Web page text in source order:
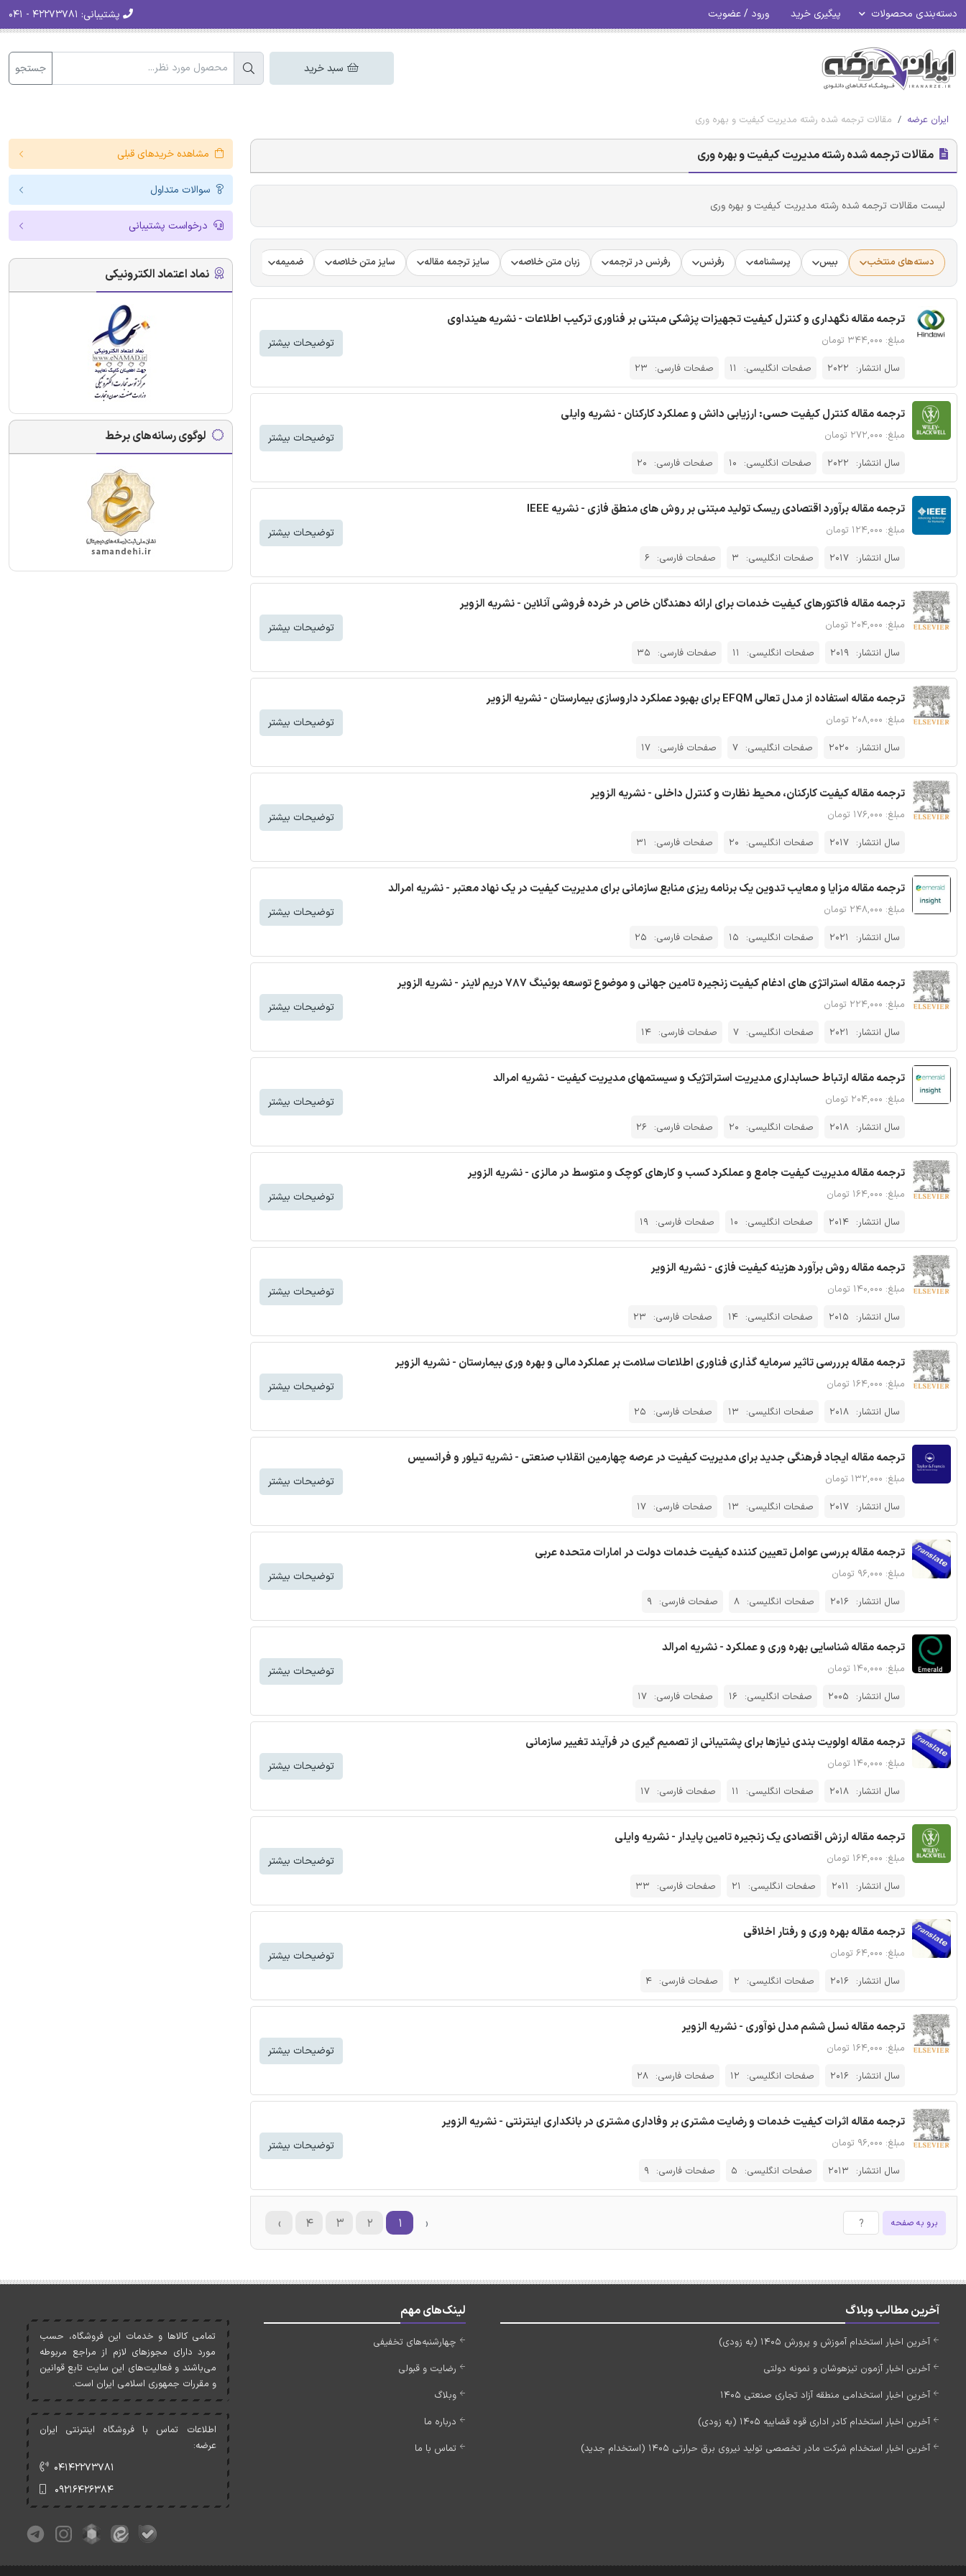
دسته‌بندی محصولات پیگیری خرید ورود / عضویت پشتیبانی:
سبد خرید جستجو
ایران عرضه مقالات ترجمه شده رشته مدیریت کیفیت و بهره وری
مقالات ترجمه شده رشته مدیریت کیفیت و بهره وری
لیست مقالات ترجمه شده رشته مدیریت کیفیت و بهره وری
دسته‌های منتخب بیس پرسشنامه رفرنس رفرنس در ترجمه زبان متن خلاصه سایز ترجمه مقاله سایز متن خلاصه ضمیمه فرضیه فرمت ترجمه مقاله فرمت مقاله انگلیسی
ترجمه مقاله نگهداری و کنترل کیفیت تجهیزات پزشکی مبتنی بر فناوری ترکیب اطلاعات - نشریه هینداوی
مبلغ: ۳۴۴,۰۰۰ تومان
سال انتشار: 2022 صفحات انگلیسی: 11 صفحات فارسی: 23
توضیحات بیشتر
ترجمه مقاله کنترل کیفیت حسی: ارزیابی دانش و عملکرد کارکنان - نشریه وایلی
مبلغ: ۲۷۲,۰۰۰ تومان
سال انتشار: 2022 صفحات انگلیسی: 10 صفحات فارسی: 20
توضیحات بیشتر
ترجمه مقاله برآورد اقتصادی ریسک تولید مبتنی بر روش های منطق فازی - نشریه IEEE
مبلغ: ۱۲۴,۰۰۰ تومان
سال انتشار: 2017 صفحات انگلیسی: 3 صفحات فارسی: 6
توضیحات بیشتر
ترجمه مقاله فاکتورهای کیفیت خدمات برای ارائه دهندگان خاص در خرده فروشی آنلاین - نشریه الزویر
مبلغ: ۲۰۴,۰۰۰ تومان
سال انتشار: 2019 صفحات انگلیسی: 11 صفحات فارسی: 35
توضیحات بیشتر
ترجمه مقاله استفاده از مدل تعالی EFQM برای بهبود عملکرد داروسازی بیمارستان - نشریه الزویر
مبلغ: ۲۰۸,۰۰۰ تومان
سال انتشار: 2020 صفحات انگلیسی: 7 صفحات فارسی: 17
توضیحات بیشتر
ترجمه مقاله کیفیت کارکنان، محیط نظارت و کنترل داخلی - نشریه الزویر
مبلغ: ۱۷۶,۰۰۰ تومان
سال انتشار: 2017 صفحات انگلیسی: 20 صفحات فارسی: 31
توضیحات بیشتر
ترجمه مقاله مزایا و معایب تدوین یک برنامه ریزی منابع سازمانی برای مدیریت کیفیت در یک نهاد معتبر - نشریه امرالد
مبلغ: ۲۴۸,۰۰۰ تومان
سال انتشار:
2021 صفحات انگلیسی: 15 صفحات فارسی: 25
توضیحات بیشتر
ترجمه مقاله استراتژی های ادغام کیفیت زنجیره تامین جهانی و موضوع توسعه بوئینگ ۷۸۷ دریم لاینر - نشریه الزویر
مبلغ: ۲۲۴,۰۰۰ تومان
سال انتشار:
2021 صفحات انگلیسی: 7 صفحات فارسی: 14
توضیحات بیشتر
ترجمه مقاله ارتباط حسابداری مدیریت استراتژیک و سیستمهای مدیریت کیفیت - نشریه امرالد
مبلغ: ۲۰۴,۰۰۰ تومان
سال انتشار: 2018 صفحات انگلیسی: 20 صفحات فارسی: 26
توضیحات بیشتر
ترجمه مقاله مدیریت کیفیت جامع و عملکرد کسب‌ و کار‌های کوچک و متوسط در مالزی - نشریه الزویر
مبلغ: ۱۶۴,۰۰۰ تومان
سال انتشار: 2014 صفحات انگلیسی: 10 صفحات فارسی: 19
توضیحات بیشتر
ترجمه مقاله روش برآورد هزینه کیفیت فازی - نشریه الزویر
مبلغ: ۱۴۰,۰۰۰ تومان
سال انتشار: 2015 صفحات انگلیسی: 14 صفحات فارسی: 23
توضیحات بیشتر
ترجمه مقاله برررسی تاثیر سرمایه گذاری فناوری اطلاعات سلامت بر عملکرد مالی و بهره وری بیمارستان - نشریه الزویر
مبلغ: ۱۶۴,۰۰۰ تومان
سال انتشار: 2018 صفحات انگلیسی: 13 صفحات فارسی: 25
توضیحات بیشتر
ترجمه مقاله ایجاد فرهنگی جدید برای مدیریت کیفیت در عرصه چهارمین انقلاب صنعتی - نشریه تیلور و فرانسیس
مبلغ: ۱۳۲,۰۰۰ تومان
سال انتشار: 2017 صفحات انگلیسی: 13 صفحات فارسی: 17
توضیحات بیشتر
ترجمه مقاله بررسی عوامل تعیین کننده کیفیت خدمات دولت در امارات متحده عربی
مبلغ: ۹۶,۰۰۰ تومان
سال انتشار: 2016 صفحات انگلیسی: 8 صفحات فارسی: 9
توضیحات بیشتر
ترجمه مقاله شناسایی بهره وری و عملکرد - نشریه امرالد
مبلغ: ۱۴۰,۰۰۰ تومان
سال انتشار: 2005 صفحات انگلیسی: 16 صفحات فارسی: 17
توضیحات بیشتر
ترجمه مقاله اولویت بندی نیازها برای پشتیبانی از تصمیم گیری در فرآیند تغییر سازمانی
مبلغ: ۱۴۰,۰۰۰ تومان
سال انتشار: 2018 صفحات انگلیسی: 11 صفحات فارسی: 17
توضیحات بیشتر
ترجمه مقاله ارزش اقتصادی یک زنجیره تامین پایدار - نشریه وایلی
مبلغ: ۱۶۴,۰۰۰ تومان
سال انتشار:
2011 صفحات انگلیسی: 21 صفحات فارسی: 33
توضیحات بیشتر
ترجمه مقاله بهره وری و رفتار اخلاقی
مبلغ: ۶۴,۰۰۰ تومان
سال انتشار: 2016 صفحات انگلیسی: 2 صفحات فارسی: 4
توضیحات بیشتر
ترجمه مقاله نسل ششم مدل نوآوری - نشریه الزویر
مبلغ: ۱۶۴,۰۰۰ تومان
سال انتشار: 2016 صفحات انگلیسی: 12 صفحات فارسی: 28
توضیحات بیشتر
ترجمه مقاله اثرات کیفیت خدمات و رضایت مشتری بر وفاداری مشتری در بانکداری اینترنتی - نشریه الزویر
مبلغ: ۹۶,۰۰۰ تومان
سال انتشار: 2013 صفحات انگلیسی: 5 صفحات فارسی: 9
توضیحات بیشتر
برو به صفحه ‹ ۱ ۲ ۳ ۴ ›
مشاهده خریدهای قبلی
سوالات متداول
درخواست پشتیبانی
نماد اعتماد الکترونیکی
لوگوی رسانه‌های برخط
آخرین مطالب وبلاگ
آخرین اخبار استخدام آموزش و پرورش 1405 (به زودی)
آخرین اخبار آزمون تیزهوشان و نمونه دولتی
آخرین اخبار استخدامی منطقه آزاد تجاری صنعتی 1405
آخرین اخبار استخدام کادر اداری قوه قضاییه 1405 (به زودی)
آخرین اخبار استخدام شرکت مادر تخصصی تولید نیروی برق حرارتی 1405 (استخدام جدید)
لینک‌های مهم
چهارشنبه‌های تخفیفی
رضایت و قبولی
وبلاگ
درباره ما
تماس با ما
تمامی کالاها و خدمات اين فروشگاه، حسب
مورد دارای مجوزهای لازم از مراجع مربوطه
می‌باشند و فعاليت‌های اين سايت تابع قوانين
و مقررات جمهوری اسلامی ايران است.
اطلاعات تماس با فروشگاه اینترنتی ایران
عرضه:
۰۴۱۴۲۲۷۳۷۸۱
۰۹۲۱۶۴۲۶۳۸۴